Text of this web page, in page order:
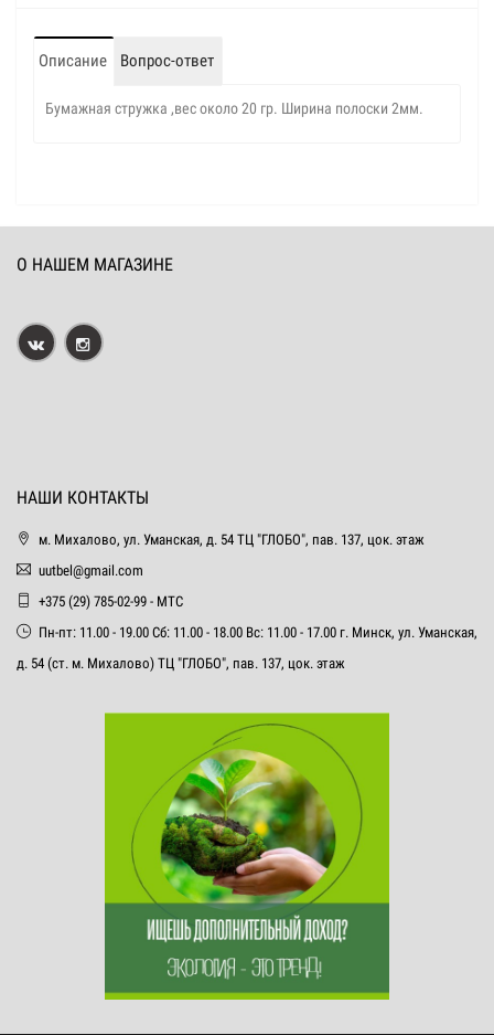
Описание Вопрос-ответ
Бумажная стружка ,вес около 20 гр. Ширина полоски 2мм.
О НАШЕМ МАГАЗИНЕ
НАШИ КОНТАКТЫ
м. Михалово, ул. Уманская, д. 54 ТЦ "ГЛОБО", пав. 137, цок. этаж
uutbel@gmail.com
+375 (29) 785-02-99 - МТС
Пн-пт: 11.00 - 19.00 Сб: 11.00 - 18.00 Вс: 11.00 - 17.00 г. Минск, ул. Уманская,
д. 54 (ст. м. Михалово) ТЦ "ГЛОБО", пав. 137, цок. этаж